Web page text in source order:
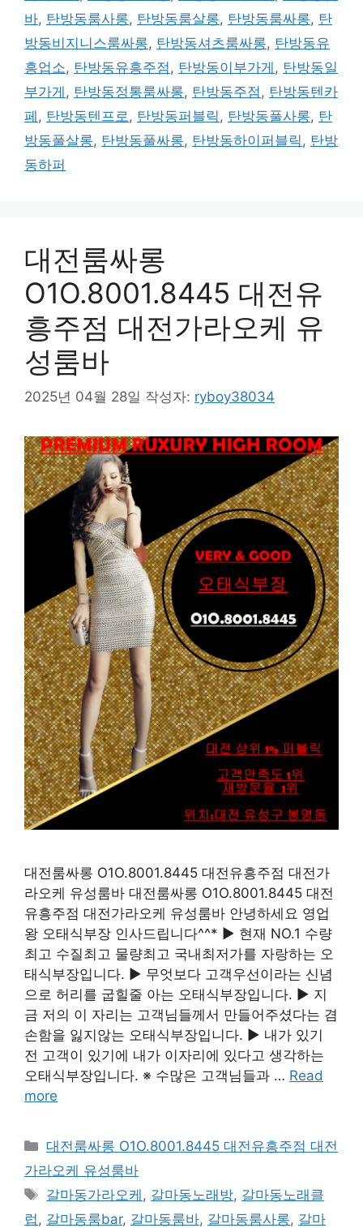
바, 탄방동룸사롱, 탄방동룸살롱, 탄방동룸싸롱, 탄
방동비지니스룸싸롱, 탄방동셔츠룸싸롱, 탄방동유
흥업소, 탄방동유흥주점 , 탄방동이부가게 , 탄방동일
부가게 , 탄방동정통룸싸롱, 탄방동주점 , 탄방동텐카
페 , 탄방동텐프로 , 탄방동퍼블릭 , 탄방동풀사롱, 탄
방동풀살롱, 탄방동풀싸롱, 탄방동하이퍼블릭 , 탄방
동하퍼
대전룸싸롱
O1O.8001.8445 대전유
흥주점 대전가라오케 유
성룸바
2025년 04월 28일 작성자: ryboy38034
대전룸싸롱 O1O.8001.8445 대전유흥주점 대전가
라오케 유성룸바 대전룸싸롱 O1O.8001.8445 대전
유흥주점 대전가라오케 유성룸바 안녕하세요 영업
왕 오태식부장 인사드립니다^^* ▶ 현재 NO.1 수량
최고 수질최고 물량최고 국내최저가를 자랑하는 오
태식부장입니다. ▶ 무엇보다 고객우선이라는 신념
으로 허리를 굽힐줄 아는 오태식부장입니다. ▶ 지
금 저의 이 자리는 고객님들께서 만들어주셨다는 겸
손함을 잃지않는 오태식부장입니다. ▶ 내가 있기
전 고객이 있기에 내가 이자리에 있다고 생각하는
오태식부장입니다. ※ 수많은 고객님들과 … Read
more
카
테
리
대전룸싸롱 O1O.8001.8445 대전유흥주점 대전
가라오케 유성룸바
태
그
갈마동가라오케 , 갈마동노래방, 갈마동노래클
럽, 갈마동룸bar, 갈마동룸바, 갈마동룸사롱, 갈마